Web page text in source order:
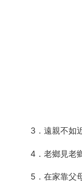
3．遠親不如
4．老鄉見老
5．在家靠父